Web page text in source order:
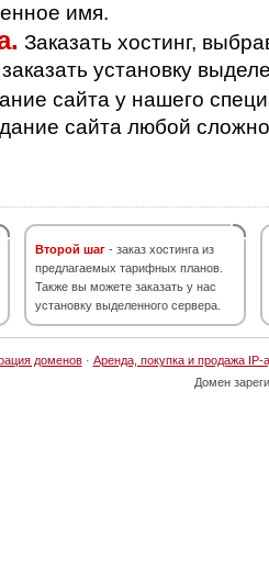
имя.
Заказать хостинг,
установку
сайта у нашего
сайта любой
Второй шаг - заказ хостинга из
предлагаемых тарифных планов.
Также вы можете заказать у нас
установку выделенного сервера.
доменов· Аренда, покупка и продажа IP-
Домен